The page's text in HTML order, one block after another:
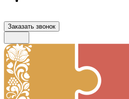
Заказать звонок